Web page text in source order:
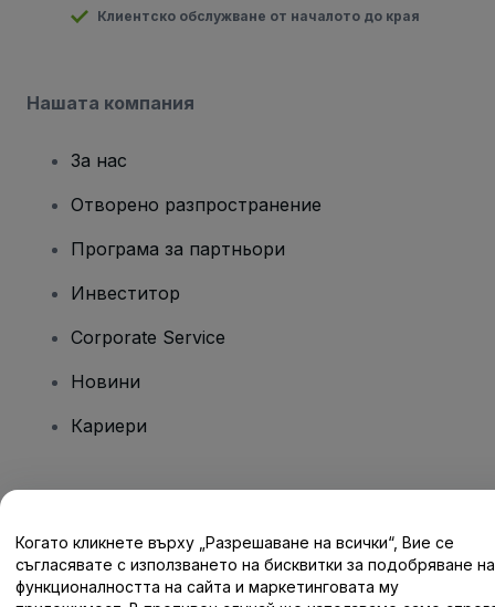
Клиентско обслужване от началото до края
Нашата компания
За нас
Отворено разпространение
Програма за партньори
Инвеститор
Corporate Service
Новини
Кариери
Помощен център / Свържете се с нас
Когато кликнете върху „Разрешаване на всички“, Вие се
съгласявате с използването на бисквитки за подобряване на
функционалността на сайта и маркетинговата му